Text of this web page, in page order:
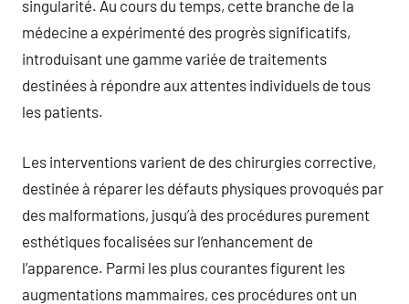
singularité. Au cours du temps, cette branche de la
médecine a expérimenté des progrès significatifs,
introduisant une gamme variée de traitements
destinées à répondre aux attentes individuels de tous
les patients.
Les interventions varient de des chirurgies corrective,
destinée à réparer les défauts physiques provoqués par
des malformations, jusqu’à des procédures purement
esthétiques focalisées sur l’enhancement de
l’apparence. Parmi les plus courantes figurent les
augmentations mammaires, ces procédures ont un